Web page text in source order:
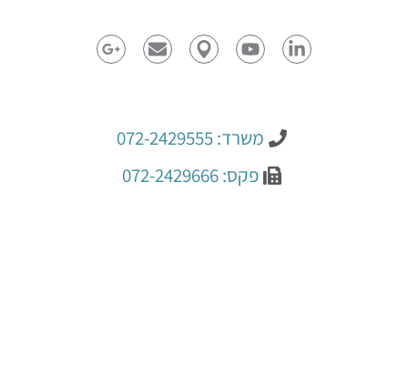
משרד: 072-2429555
פקס: 072-2429666